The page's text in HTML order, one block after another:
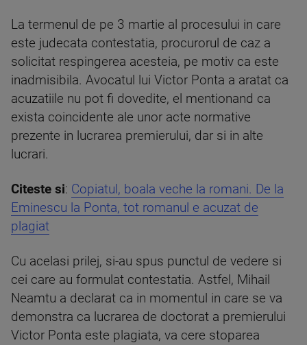
La termenul de pe 3 martie al procesului in care
este judecata contestatia, procurorul de caz a
solicitat respingerea acesteia, pe motiv ca este
inadmisibila. Avocatul lui Victor Ponta a aratat ca
acuzatiile nu pot fi dovedite, el mentionand ca
exista coincidente ale unor acte normative
prezente in lucrarea premierului, dar si in alte
lucrari.
Citeste si: Copiatul, boala veche la romani. De la
Eminescu la Ponta, tot romanul e acuzat de
plagiat
Cu acelasi prilej, si-au spus punctul de vedere si
cei care au formulat contestatia. Astfel, Mihail
Neamtu a declarat ca in momentul in care se va
demonstra ca lucrarea de doctorat a premierului
Victor Ponta este plagiata, va cere stoparea